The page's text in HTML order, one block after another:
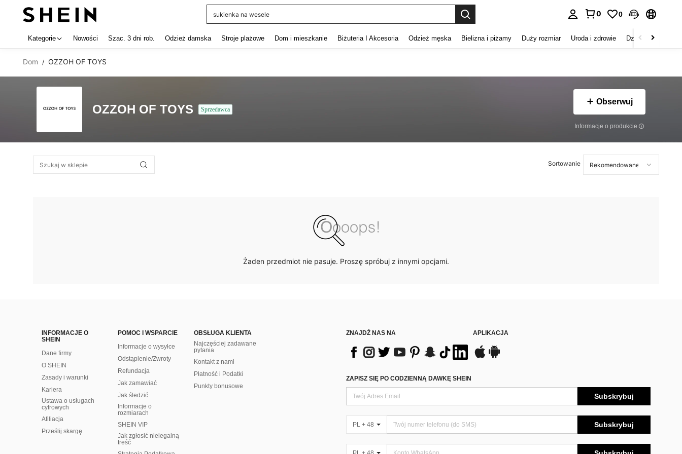
sukienka na wesele
0 0
Kategorie Nowości Szac. 3 dni rob. Odzież damska Stroje plażowe Dom i mieszkanie Biżuteria I Akcesoria Odzież męska Bielizna i piżamy Duży rozmiar Uroda i zdrowie Dzieci
Dom / OZZOH OF TOYS
OZZOH OF TOYS Sprzedawca
Obserwuj
Informacje o produkcie
Sortowanie
Żaden przedmiot nie pasuje. Proszę spróbuj z innymi opcjami.
INFORMACJE O
SHEIN
Dane firmy
O SHEIN
Zasady i warunki
Kariera
Ustawa o usługach
cyfrowych
Afiliacja
Prześlij skargę
POMOC I WSPARCIE
Informacje o wysyłce
Odstąpienie/Zwroty
Refundacja
Jak zamawiać
Jak śledzić
Informacje o
rozmiarach
SHEIN VIP
Jak zgłosić nielegalną
treść
OBSŁUGA KLIENTA
Najczęściej zadawane
pytania
Kontakt z nami
Płatność i Podatki
Punkty bonusowe
ZNAJDŹ NAS NA APLIKACJA
ZAPISZ SIĘ PO CODZIENNĄ DAWKĘ SHEIN
Subskrybuj
PL + 48 Subskrybuj